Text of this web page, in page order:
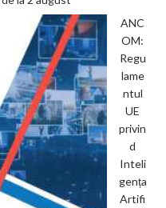
ANC
OM:
Regu
lame
ntul
UE
privin
d
Inteli
gența
Artifi